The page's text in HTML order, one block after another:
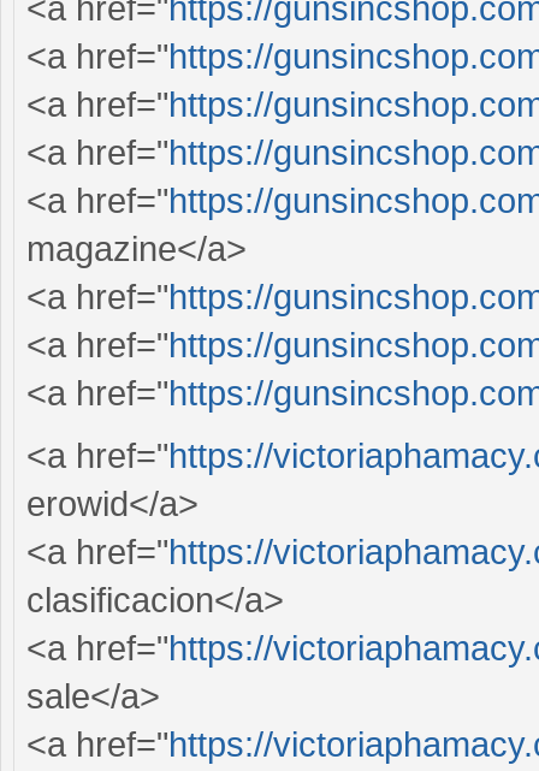
<a href="https://
<a href="https://
<a href="https://
<a href="https://
<a href="https://
magazine</a>
<a href="https://
<a href="https://
<a href="https://
<a href="https://
erowid</a>
<a href="https://
clasificacion</a>
<a href="https://
sale</a>
<a href="https://